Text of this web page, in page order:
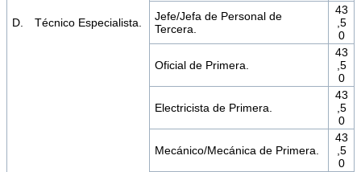
D. Técnico Especialista.
Jefe/Jefa de Personal de
Tercera.
43
,5
0
Oficial de Primera.
43
,5
0
Electricista de Primera.
43
,5
0
Mecánico/Mecánica de Primera.
43
,5
0